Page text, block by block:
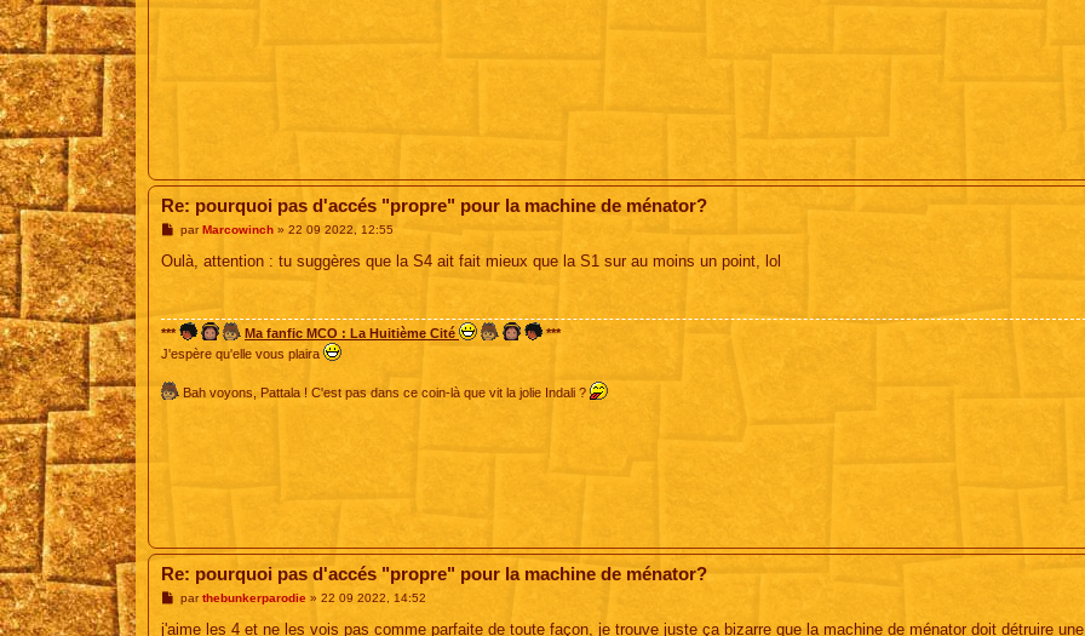
Re: pourquoi pas d'accés "propre" pour la machine de ménator?
M
s
parMarcowinch» 22 09 2022, 12:55
Oulà, attention : tu suggères que la S4 ait fait mieux que la S1 sur au moins un point, lol
*** Ma fanfic MCO : La Huitième Cité
***
J'espère qu'elle vous plaira
Bah voyons, Pattala ! C'est pas dans ce coin-là que vit la jolie Indali ?
Re: pourquoi pas d'accés "propre" pour la machine de ménator?
M
s
parthebunkerparodie» 22 09 2022, 14:52
j'aime les 4 et ne les vois pas comme parfaite de toute façon, je trouve juste ça bizarre que la machine de ménator doit détruire